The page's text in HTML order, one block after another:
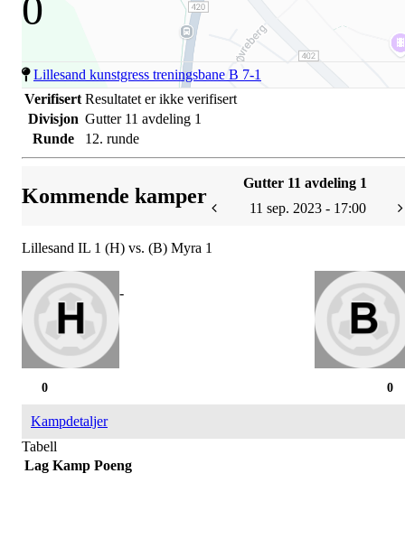
0
Lillesand kunstgress treningsbane B 7-1
Verifisert Resultatet er ikke verifisert
Divisjon Gutter 11 avdeling 1
Runde
12. runde
Kommende kamper
Gutter 11 avdeling 1
11 sep. 2023 - 17:00
Lillesand IL 1 (H) vs. (B) Myra 1
-
0
0
Kampdetaljer
Tabell
Lag Kamp Poeng